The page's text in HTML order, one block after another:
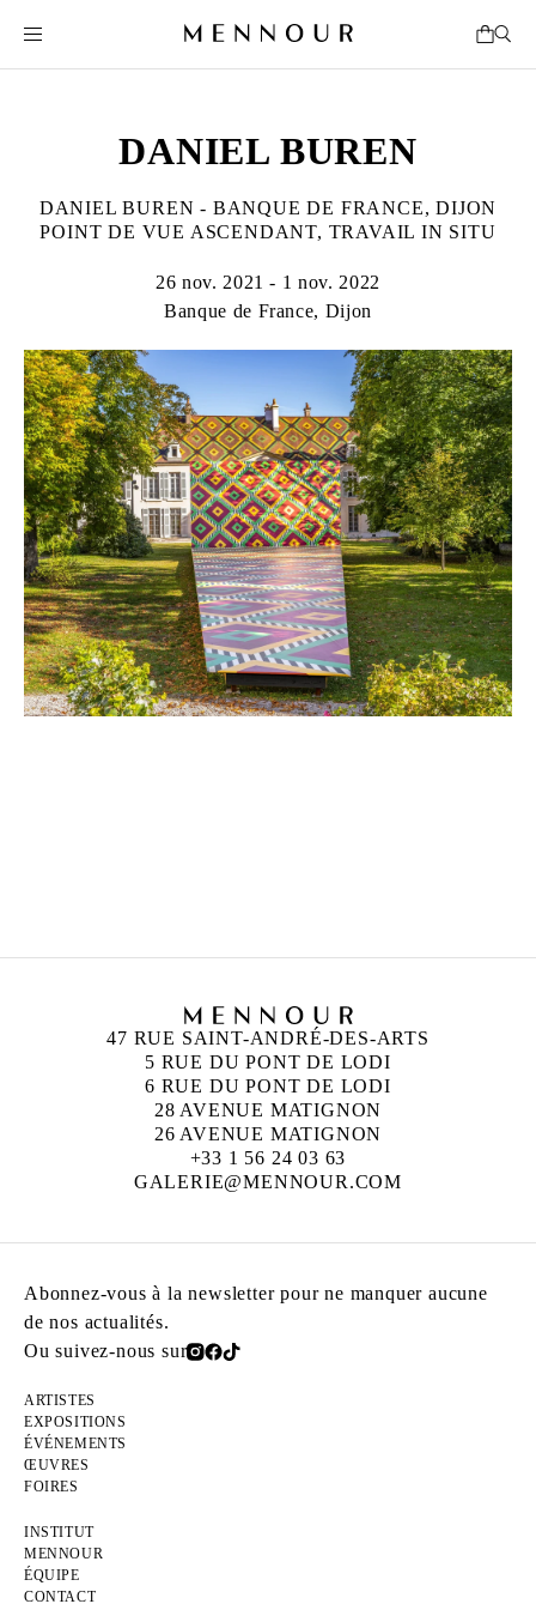
DANIEL BUREN
DANIEL BUREN - BANQUE DE FRANCE, DIJON
POINT DE VUE ASCENDANT, TRAVAIL IN SITU
26 nov. 2021 - 1 nov. 2022
Banque de France, Dijon
47 RUE SAINT-ANDRÉ-DES-ARTS
5 RUE DU PONT DE LODI
6 RUE DU PONT DE LODI
28 AVENUE MATIGNON
26 AVENUE MATIGNON
+33 1 56 24 03 63
GALERIE@MENNOUR.COM
Abonnez-vous à la newsletter pour ne manquer aucune
de nos actualités.
Ou suivez-nous sur
ARTISTES
EXPOSITIONS
ÉVÉNEMENTS
ŒUVRES
FOIRES
INSTITUT
MENNOUR
ÉQUIPE
CONTACT